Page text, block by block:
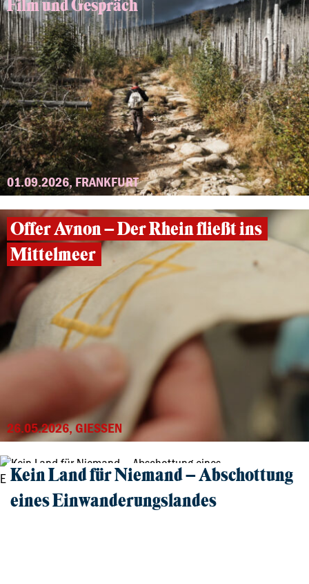
Film und Gespräch
01.09.2026, FRANKFURT
Offer Avnon – Der Rhein fließt ins
Mittelmeer
26.05.2026, GIESSEN
Kein Land für Niemand – Abschottung
eines Einwanderungslandes